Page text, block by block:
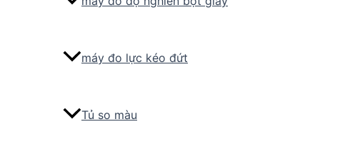
máy đo lực kéo đứt
Tủ so màu